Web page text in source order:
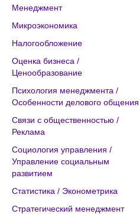
Менеджмент
Микроэкономика
Налогообложение
Оценка бизнеса /
Ценообразование
Психология менеджмента /
Особенности делового общения
Связи с общественностью /
Реклама
Социология управления /
Управление социальным
развитием
Статистика / Эконометрика
Стратегический менеджмент